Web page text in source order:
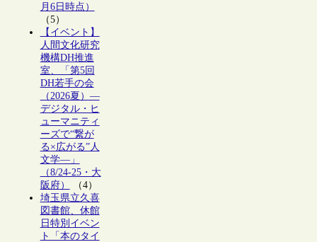
月6日時点）
（5）
【イベント】
人間文化研究
機構DH推進
室、「第5回
DH若手の会
（2026夏）―
デジタル・ヒ
ューマニティ
ーズで“繋が
る×広がる”人
文学―」
（8/24-25・大
阪府）
（4）
埼玉県立久喜
図書館、休館
日特別イベン
ト「本のタイ